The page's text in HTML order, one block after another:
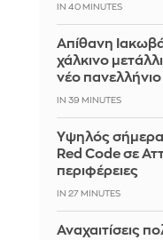
IN 40 MINUTES
Απίθανη
χάλκινο
νέο
IN 39 MINUTES
Υψηλός σήμερα
Red Code σε
περιφέρειες
IN 27 MINUTES
Αναχαιτίσεις